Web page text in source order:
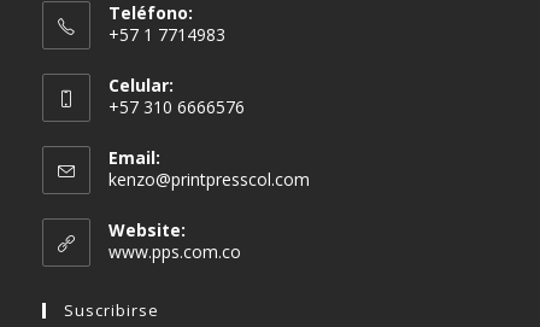
Teléfono:
+57 1 7714983
Celular:
+57 310 6666576
Email:
kenzo@printpresscol.com
Website:
www.pps.com.co
Suscribirse